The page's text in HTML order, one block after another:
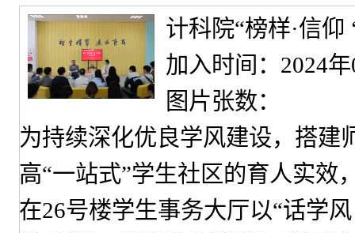
计科院“榜样·信仰
加入时间：2024
图片张数：
为持续深化优良学风建设，搭建
高“一站式”学生社区的育人实效
在26号楼学生事务大厅以“话学